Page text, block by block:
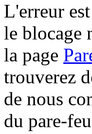
L'erreur
le blocage
la page
trouverez
de nous
du pare-